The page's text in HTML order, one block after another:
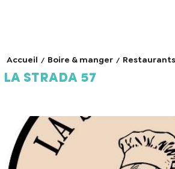
Accueil Boire & manger Restaurants
La Strada 57